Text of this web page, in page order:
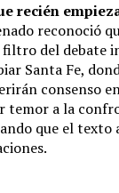
recién
reconoció
filtro del debate
Santa Fe,
consenso
temor a la
que el texto